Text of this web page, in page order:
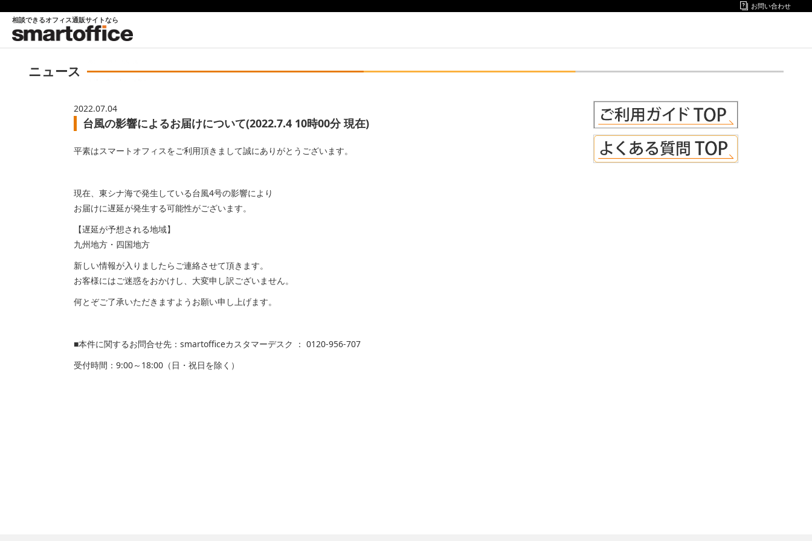
お問い合わせ
相談できるオフィス通販サイトなら
ニュース
2022.07.04
台風の影響によるお届けについて(2022.7.4 10時00分 現在)
平素はスマートオフィスをご利用頂きまして誠にありがとうございます。
現在、東シナ海で発生している台風4号の影響により
お届けに遅延が発生する可能性がございます。
【遅延が予想される地域】
九州地方・四国地方
新しい情報が入りましたらご連絡させて頂きます。
お客様にはご迷惑をおかけし、大変申し訳ございません。
何とぞご了承いただきますようお願い申し上げます。
■本件に関するお問合せ先：smartofficeカスタマーデスク ： 0120-956-707
受付時間：9:00～18:00（日・祝日を除く）